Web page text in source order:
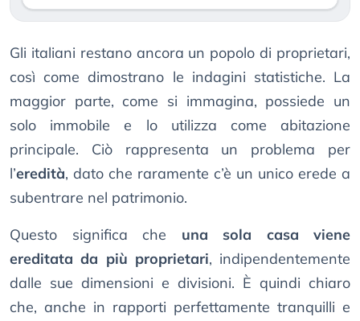
Gli italiani restano ancora un popolo di proprietari,
così come dimostrano le indagini statistiche. La
maggior parte, come si immagina, possiede un
solo immobile e lo utilizza come abitazione
principale. Ciò rappresenta un problema per
l’eredità, dato che raramente c’è un unico erede a
subentrare nel patrimonio.
Questo significa che una sola casa viene
ereditata da più proprietari, indipendentemente
dalle sue dimensioni e divisioni. È quindi chiaro
che, anche in rapporti perfettamente tranquilli e